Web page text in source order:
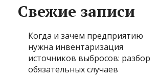
Свежие записи
Когда и зачем предприятию
нужна инвентаризация
источников выбросов: разбор
обязательных случаев